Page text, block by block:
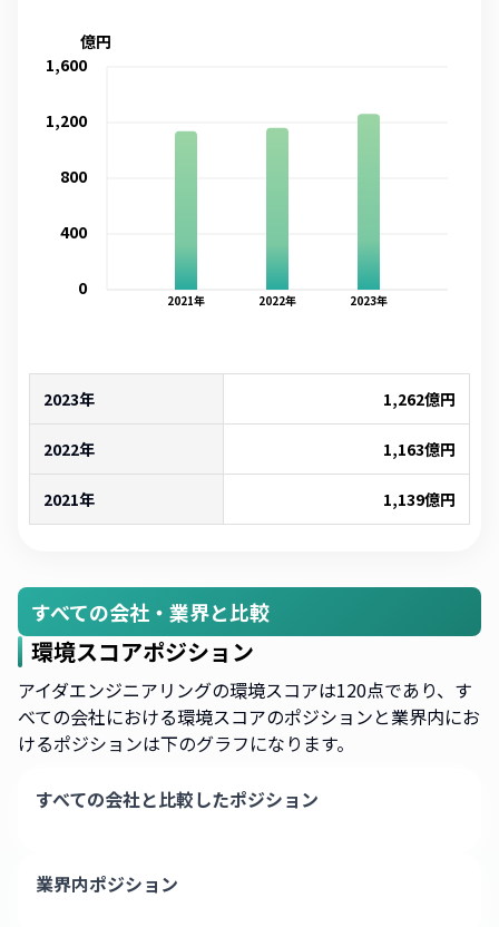
2021年 2022年 2023年
0
400
800
1,200
1,600
億円
2023年 1,262億円
2022年 1,163億円
2021年 1,139億円
すべての会社・業界と比較
環境スコアポジション
アイダエンジニアリングの環境スコアは120点であり、す
べての会社における環境スコアのポジションと業界内にお
けるポジションは下のグラフになります。
すべての会社と比較したポジション
業界内ポジション